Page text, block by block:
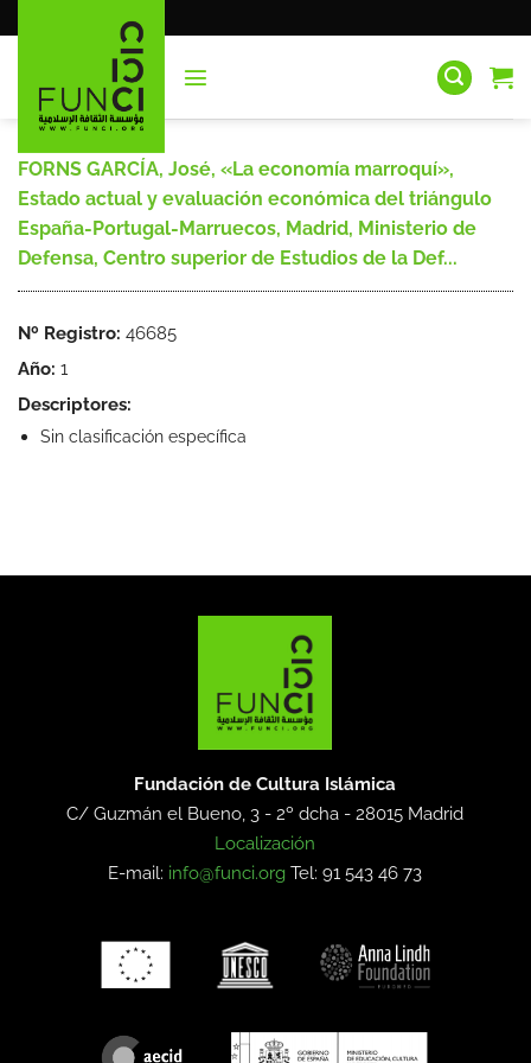
al
FORNS GARCÍA, José, «La economía marroquí»,
Estado actual y evaluación económica del triángulo
España-Portugal-Marruecos, Madrid, Ministerio de
Defensa, Centro superior de Estudios de la Def...
Nº Registro: 46685
Año: 1
Descriptores:
Sin clasificación específica
Fundación de Cultura Islámica
C/ Guzmán el Bueno, 3 - 2º dcha -28015 Madrid
Localización
E-mail: info@funci.org Tel: 91 543 46 73